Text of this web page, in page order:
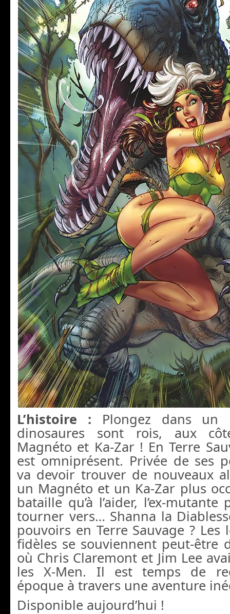
L’histoire : Plongez dans un
dinosaures sont rois, aux
Magnéto et Ka-Zar ! En Terre
est omniprésent. Privée de ses
va devoir trouver de nouveaux
un Magnéto et un Ka-Zar plus
bataille qu’à l’aider, l’ex-
tourner vers… Shanna la
pouvoirs en Terre Sauvage ? Les
fidèles se souviennent peut-être
où Chris Claremont et Jim Lee
les X-Men. Il est temps de
époque à travers une aventure
Disponible aujourd’hui !